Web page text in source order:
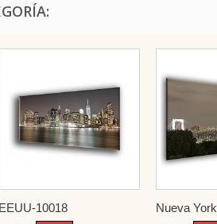
EEUU-10018 Nueva